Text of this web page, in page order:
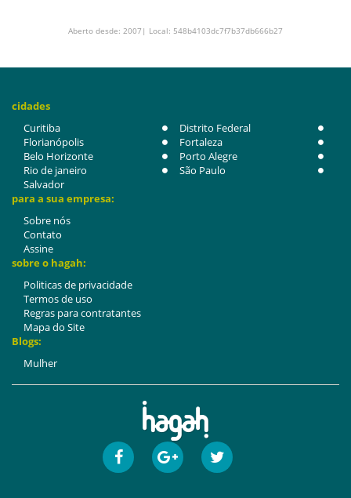
Aberto desde: 2007| Local: 548b4103dc7f7b37db666b27
cidades
Curitiba
Distrito Federal
Florianópolis
Fortaleza
Belo Horizonte
Porto Alegre
Rio de janeiro
São Paulo
Salvador
para a sua empresa:
Sobre nós
Contato
Assine
sobre o hagah:
Politicas de privacidade
Termos de uso
Regras para contratantes
Mapa do Site
Blogs:
Mulher